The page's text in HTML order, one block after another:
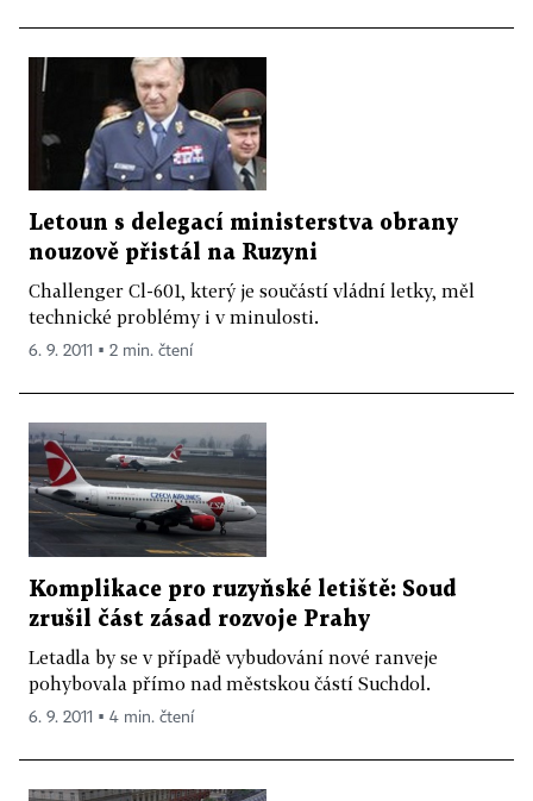
Letoun s delegací ministerstva obrany
nouzově přistál na Ruzyni
Challenger Cl-601, který je součástí vládní letky, měl
technické problémy i v minulosti.
6. 9. 2011 ▪ 2 min. čtení
Komplikace pro ruzyňské letiště: Soud
zrušil část zásad rozvoje Prahy
Letadla by se v případě vybudování nové ranveje
pohybovala přímo nad městskou částí Suchdol.
6. 9. 2011 ▪ 4 min. čtení